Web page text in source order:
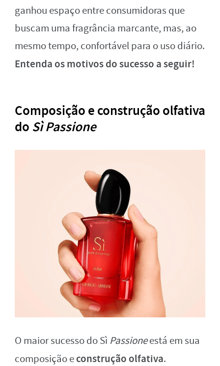
ganhou espaço entre consumidoras que
buscam uma fragrância marcante, mas, ao
mesmo tempo, confortável para o uso diário.
Entenda os motivos do sucesso a seguir!
Composição e construção olfativa
doSì Passione
O maior sucesso do Sì Passioneestá em sua
composição econstrução olfativa.